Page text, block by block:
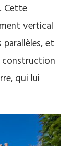
Cette
vertical
et
construction
qui lui